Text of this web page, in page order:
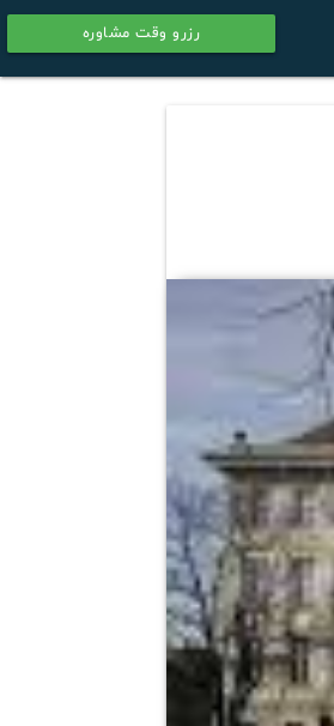
رزرو وقت مشاوره
calendar